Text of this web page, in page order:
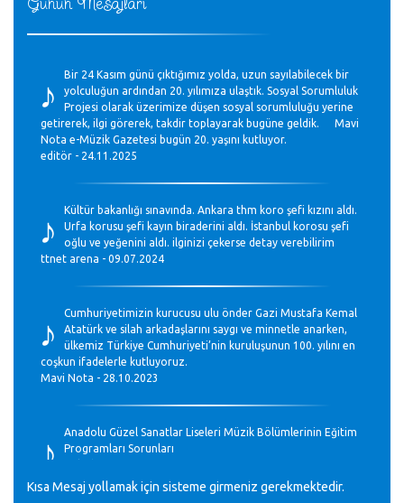
Günün Mesajları
♪
Bir 24 Kasım günü çıktığımız yolda, uzun sayılabilecek bir
yolculuğun ardından 20. yılımıza ulaştık. Sosyal Sorumluluk
Projesi olarak üzerimize düşen sosyal sorumluluğu yerine
getirerek, ilgi görerek, takdir toplayarak bugüne geldik. Mavi
Nota e-Müzik Gazetesi bugün 20. yaşını kutluyor.
editör - 24.11.2025
♪
Kültür bakanlığı sınavında. Ankara thm koro şefi kızını aldı.
Urfa korusu şefi kayın biraderini aldı. İstanbul korosu şefi
oğlu ve yeğenini aldı. ilginizi çekerse detay verebilirim
ttnet arena - 09.07.2024
♪
Cumhuriyetimizin kurucusu ulu önder Gazi Mustafa Kemal
Atatürk ve silah arkadaşlarını saygı ve minnetle anarken,
ülkemiz Türkiye Cumhuriyeti’nin kuruluşunun 100. yılını en
coşkun ifadelerle kutluyoruz.
Mavi Nota - 28.10.2023
♪
Anadolu Güzel Sanatlar Liseleri Müzik Bölümlerinin Eğitim
Programları Sorunları
Kısa Mesaj yollamak için sisteme girmeniz gerekmektedir.